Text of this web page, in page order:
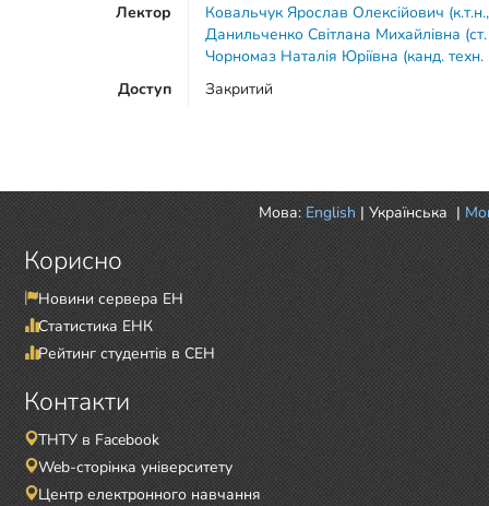
Лектор
Ковальчук Ярослав Олексійович
Данильченко Світлана Михайлівна
Чорномаз Наталія Юріївна (канд. техн.
Доступ
Закритий
Мова: English | Українська |
Корисно
Новини сервера ЕН
Статистика ЕНК
Рейтинг студентів в СЕН
Контакти
ТНТУ в Facebook
Web-сторінка університету
Центр електронного навчання